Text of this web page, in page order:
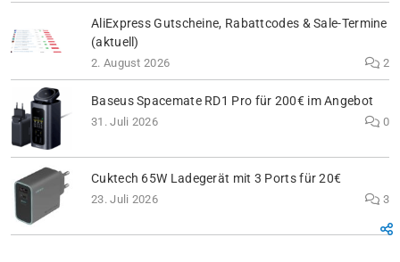
AliExpress Gutscheine, Rabattcodes & Sale-Termine
(aktuell)
2. August 2026 2
Baseus Spacemate RD1 Pro für 200€ im Angebot
31. Juli 2026 0
Cuktech 65W Ladegerät mit 3 Ports für 20€
23. Juli 2026 3